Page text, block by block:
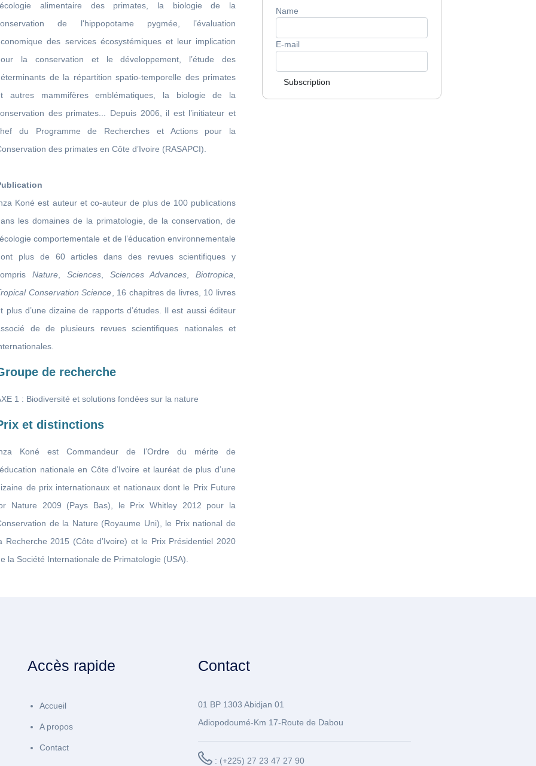
alimentaire des primates, la biologie de la
de l'hippopotame pygmée, l’évaluation
des services écosystémiques et leur implication
la conservation et le développement, l’étude des
de la répartition spatio-temporelle des primates
autres mammifères emblématiques, la biologie de la
des primates... Depuis 2006, il est l’initiateur et
du Programme de Recherches et Actions pour la
des primates en Côte d’Ivoire (RASAPCI).
Koné est auteur et co-auteur de plus de 100 publications
les domaines de la primatologie, de la conservation, de
comportementale et de l’éducation environnementale
plus de 60 articles dans des revues scientifiques y
Nature, Sciences, Sciences Advances, Biotropica,
Conservation Science, 16 chapitres de livres, 10 livres
plus d’une dizaine de rapports d’études. Il est aussi éditeur
de de plusieurs revues scientifiques nationales et
de recherche
1 : Biodiversité et solutions fondées sur la nature
et distinctions
Koné est Commandeur de l’Ordre du mérite de
nationale en Côte d’Ivoire et lauréat de plus d’une
de prix internationaux et nationaux dont le Prix Future
Nature 2009 (Pays Bas), le Prix Whitley 2012 pour la
de la Nature (Royaume Uni), le Prix national de
Recherche 2015 (Côte d’Ivoire) et le Prix Présidentiel 2020
la Société Internationale de Primatologie (USA).
Name
E-mail
Subscription
Accès rapide
Accueil
A propos
Contact
Contact
01 BP 1303 Abidjan 01
Adiopodoumé-Km 17-Route de Dabou
: (+225) 27 23 47 27 90